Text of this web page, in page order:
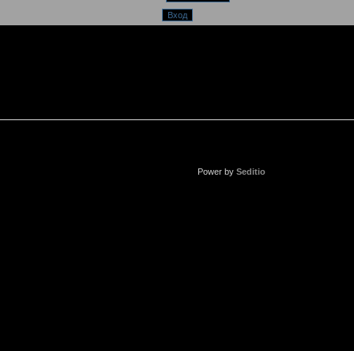
Power by Seditio